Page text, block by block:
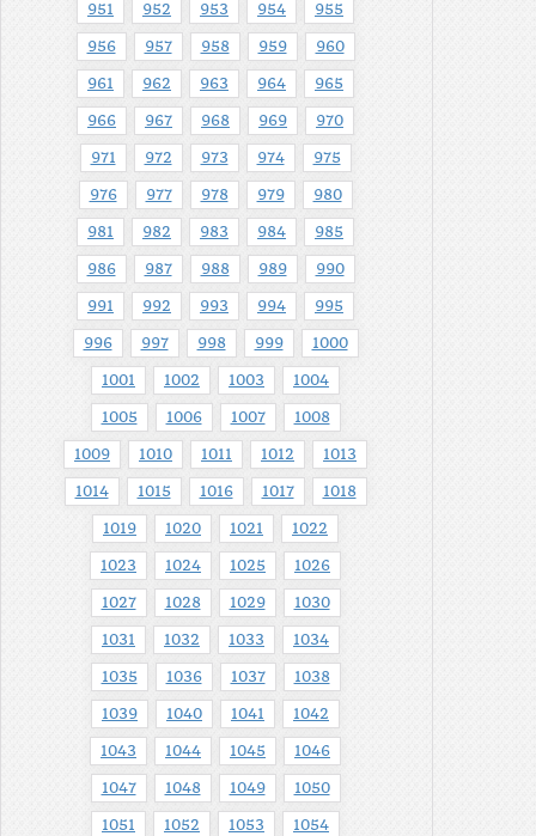
951 952 953 954 955
956 957 958 959 960
961 962 963 964 965
966 967 968 969 970
971 972 973 974 975
976 977 978 979 980
981 982 983 984 985
986 987 988 989 990
991 992 993 994 995
996 997 998 999 1000
1001 1002 1003 1004
1005 1006 1007 1008
1009 1010 1011 1012 1013
1014 1015 1016 1017 1018
1019 1020 1021 1022
1023 1024 1025 1026
1027 1028 1029 1030
1031 1032 1033 1034
1035 1036 1037 1038
1039 1040 1041 1042
1043 1044 1045 1046
1047 1048 1049 1050
1051 1052 1053 1054